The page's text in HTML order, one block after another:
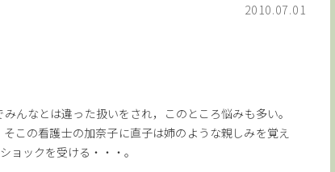
2010.07.01
んなとは違った扱いをされ，このところ悩みも多い。
この看護士の加奈子に直子は姉のような親しみを覚え
ョックを受ける・・・。